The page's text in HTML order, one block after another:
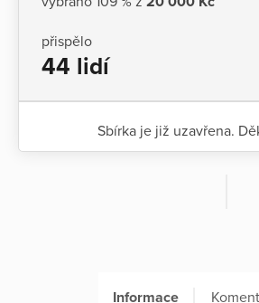
přispělo
44 lidí
Sbírka je již uzavřena.
Informace